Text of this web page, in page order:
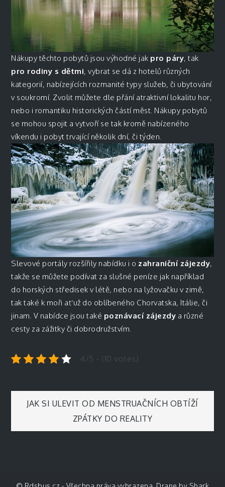
Nákupy těchto pobytů jsou výhodné jak pro páry, tak
pro rodiny s dětmi, vybrat se dá z hotelů různých
kategorií, nabízejících rozmanité typy služeb, či ubytování
v soukromí. Zvolit můžete dle přání atraktivní lokalitu hor,
nebo i romantiku historických částí měst. Nákupy pobytů
se mohou spojit a vytvoří se tak kromě nabízeného
víkendu i pobyt trvající několik dní, či týden.
Slevové portály rozšířily nabídku i o zahraniční zájezdy,
takže se můžete podívat za slušné peníze jak například
do horských středisek v létě, nebo na lyžovačku v zimě,
tak také k moři ať už do oblíbeného Chorvatska, Itálie, či
jinam. V nabídce jsou také poznávací zájezdy a různé
cesty za zážitky či dobrodružstvím.
4/5 - (10 votes)
Navigace
pro
JAK SI ULEVIT OD MENSTRUAČNÍCH OBTÍŽÍ
ZPÁTKY DO REALITY